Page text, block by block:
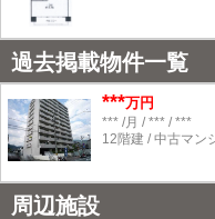
過去掲載物件一覧
***万円
*** /月 / *** / ***
12階建 / 中古マン
周辺施設